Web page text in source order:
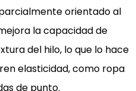
orientado al
la capacidad de
del hilo, lo que lo hace
elasticidad, como ropa
de punto.